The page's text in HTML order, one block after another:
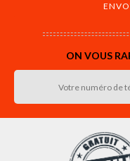
ON VOUS